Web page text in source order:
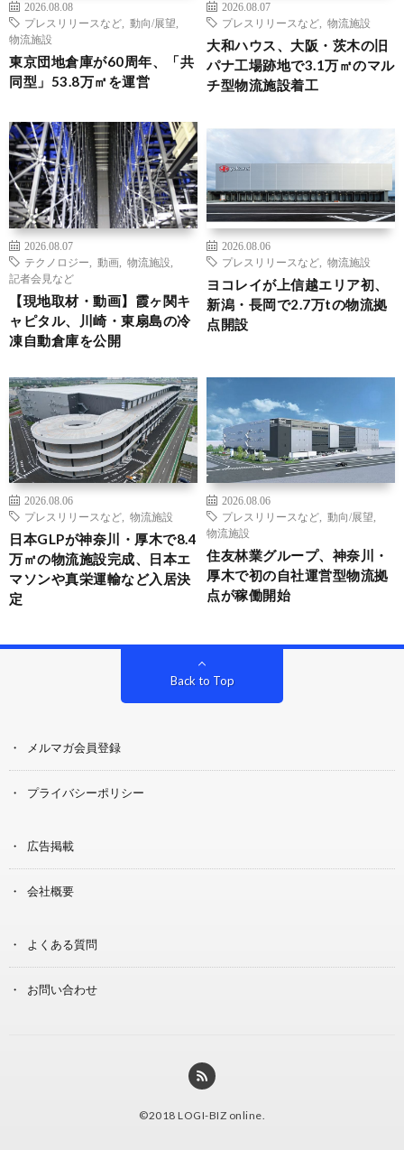
2026.08.08
プレスリリースなど
動向/展望
物流施設
東京団地倉庫が60周年、「共
同型」53.8万㎡を運営
2026.08.07
プレスリリースなど
物流施設
大和ハウス、大阪・茨木の旧
パナ工場跡地で3.1万㎡のマル
チ型物流施設着工
2026.08.07
テクノロジー
動画 物流施設
記者会見など
【現地取材・動画】霞ヶ関キ
ャピタル、川崎・東扇島の冷
凍自動倉庫を公開
2026.08.06
プレスリリースなど
物流施設
ヨコレイが上信越エリア初、
新潟・長岡で2.7万tの物流拠
点開設
2026.08.06
プレスリリースなど
物流施設
日本GLPが神奈川・厚木で8.4
万㎡の物流施設完成、日本エ
マソンや真栄運輸など入居決
定
2026.08.06
プレスリリースなど
動向/展望
物流施設
住友林業グループ、神奈川・
厚木で初の自社運営型物流拠
点が稼働開始
Back to Top
メルマガ会員登録
プライバシーポリシー
広告掲載
会社概要
よくある質問
お問い合わせ
©2018 LOGI-BIZ online.